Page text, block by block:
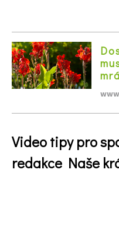
Video tipy pro
redakce Naše